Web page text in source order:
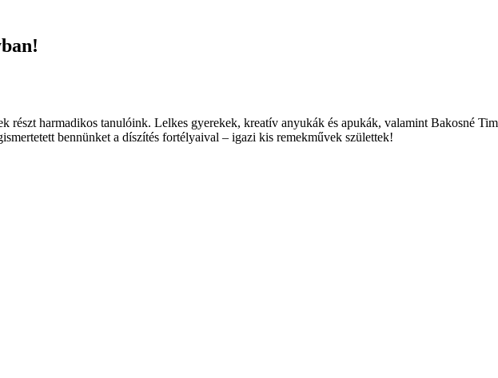
részt harmadikos tanulóink. Lelkes gyerekek, kreatív anyukák és apukák, valamint Bakosné
bennünket a díszítés fortélyaival – igazi kis remekművek születtek!